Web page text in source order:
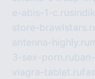
e-abis-1-c.ru
store-
antenna-highly.ru
3-sex-porn.ru
viagra-tablet.ru